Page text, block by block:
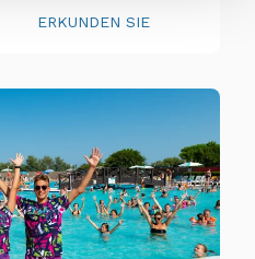
ERKUNDEN SIE